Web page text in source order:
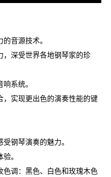
音源技术。
深受世界各地钢琴家的珍
系统。
实现更出色的演奏性能的键
钢琴演奏的魅力。
。
调：黑色、白色和玫瑰木色